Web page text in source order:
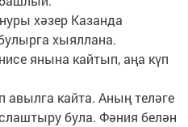
хәзер Казанда
хыяллана.
янына кайтып, аңа күп
кайта. Аның теләге
була. Фәния белән